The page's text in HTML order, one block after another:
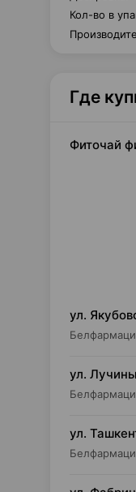
Кол-во в
Где
Фиточай
ул.
ул.
ул.